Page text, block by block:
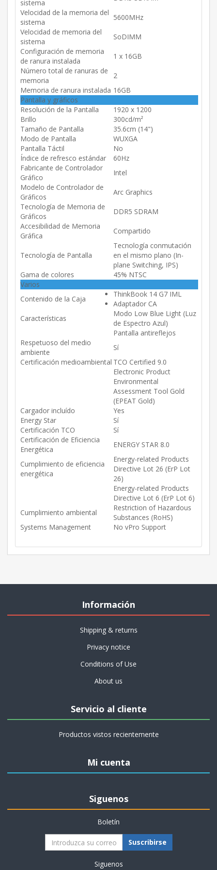
sistema
Velocidad de la memoria del
sistema
5600MHz
Velocidad de memoria del
sistema
SoDIMM
Configuración de memoria
de ranura instalada
1 x 16GB
Número total de ranuras de
memoria
2
Memoria de ranura instalada 16GB
Pantalla y gráficos
Resolución de la Pantalla
1920 x 1200
Brillo
300cd/m²
Tamaño de Pantalla
35.6cm (14")
Modo de Pantalla
WUXGA
Pantalla Táctil
No
Índice de refresco estándar
60Hz
Fabricante de Controlador
Gráfico
Intel
Modelo de Controlador de
Gráficos
Arc Graphics
Tecnología de Memoria de
Gráficos
DDR5 SDRAM
Accesibilidad de Memoria
Gráfica
Compartido
Tecnología de Pantalla
Tecnología conmutación
en el mismo plano (In-
plane Switching, IPS)
Gama de colores
45% NTSC
Varios
Contenido de la Caja
ThinkBook 14 G7 IML
Adaptador CA
Características
Modo Low Blue Light (Luz
de Espectro Azul)
Pantalla antireflejos
Respetuoso del medio
ambiente
Sí
Certificación medioambiental TCO Certified 9.0
Electronic Product
Environmental
Assessment Tool Gold
(EPEAT Gold)
Cargador incluído
Yes
Energy Star
Sí
Certificación TCO
Sí
Certificación de Eficiencia
Energética
ENERGY STAR 8.0
Cumplimiento de eficiencia
energética
Energy-related Products
Directive Lot 26 (ErP Lot
26)
Energy-related Products
Directive Lot 6 (ErP Lot 6)
Cumplimiento ambiental
Restriction of Hazardous
Substances (RoHS)
Systems Management
No vPro Support
Información
Shipping & returns
Privacy notice
Conditions of Use
About us
Servicio al cliente
Productos vistos recientemente
Mi cuenta
Siguenos
Boletín
Suscribirse
Siguenos